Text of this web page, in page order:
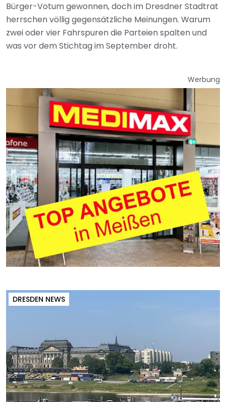
Bürger-Votum gewonnen, doch im Dresdner Stadtrat
herrschen völlig gegensätzliche Meinungen. Warum
zwei oder vier Fahrspuren die Parteien spalten und
was vor dem Stichtag im September droht.
Werbung
DRESDEN NEWS